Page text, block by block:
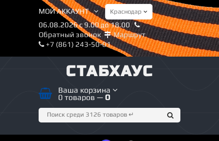
МОЙ АККАУНТ
06.08.2026 с 9.00 до 18.00
Обратный звонок
Маршрут
+7 (861) 243-50-01
СТАБХАУС
Ваша корзина
0 товаров — 0